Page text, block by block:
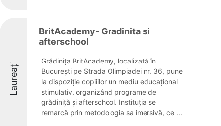
Laureați
BritAcademy- Gradinita si
afterschool
Grădinița BritAcademy, localizată în
București pe Strada Olimpiadei nr. 36, pune
la dispoziție copiiilor un mediu educațional
stimulativ, organizând programe de
grădiniță și afterschool. Instituția se
remarcă prin metodologia sa imersivă, ce ...